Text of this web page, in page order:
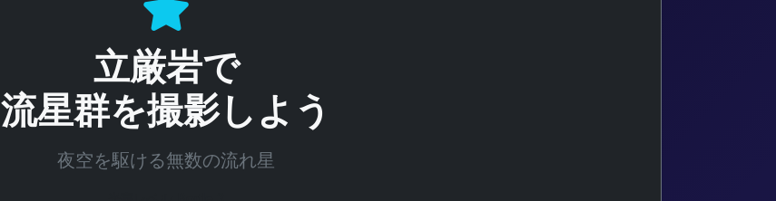
立厳岩で
流星群を撮影しよう
夜空を駆ける無数の流れ星